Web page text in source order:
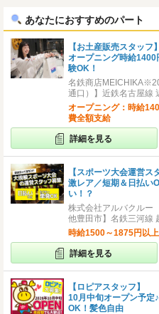
あなたにおすすめのパート
【お土産販売スタッフ】
オープニング時給
験OK！
名鉄商店
通口）】近鉄名古屋線
オープニング：時給
費全額支給
詳細を見る
【スポーツ大会運営ス
激レア／短期＆日払い
い！？
株式会社アルバクル
他豊田市】名鉄三河線
時給1500～1875円以
詳細を見る
【ロピアスタッフ】
10月中旬オープン予定
OK！髪色自由